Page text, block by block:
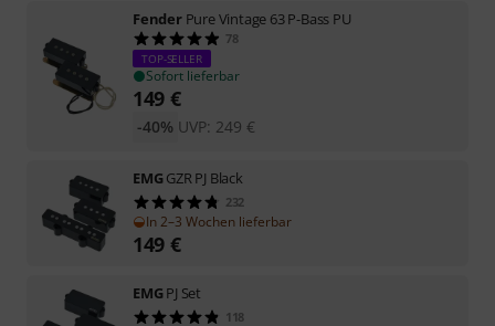
Fender Pure Vintage 63 P-Bass PU
78
TOP-SELLER
Sofort lieferbar
149 €
UVP: 249 €
-40%
EMGGZR PJ Black
232
In 2–3 Wochen lieferbar
149 €
EMGPJ Set
118